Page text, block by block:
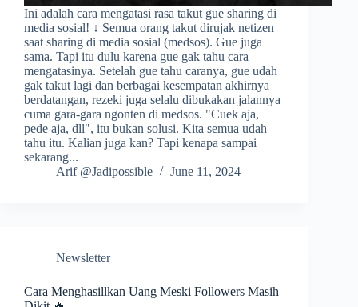
Ini adalah cara mengatasi rasa takut gue sharing di
media sosial! ↓ Semua orang takut dirujak netizen
saat sharing di media sosial (medsos). Gue juga
sama. Tapi itu dulu karena gue gak tahu cara
mengatasinya. Setelah gue tahu caranya, gue udah
gak takut lagi dan berbagai kesempatan akhirnya
berdatangan, rezeki juga selalu dibukakan jalannya
cuma gara-gara ngonten di medsos. "Cuek aja,
pede aja, dll", itu bukan solusi. Kita semua udah
tahu itu. Kalian juga kan? Tapi kenapa sampai
sekarang...
Arif @Jadipossible
June 11, 2024
Newsletter
Cara Menghasillkan Uang Meski Followers Masih